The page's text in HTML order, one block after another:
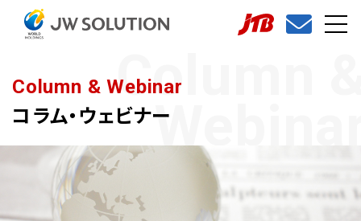
Column
Column & Webinar
コラム・ウェビナー